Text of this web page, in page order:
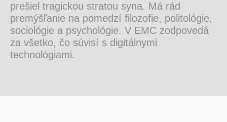
prešiel tragickou stratou syna. Má rád
premýšľanie na pomedzí filozofie, politológie,
sociológie a psychológie. V EMC zodpovedá
za všetko, čo súvisí s digitálnymi
technológiami.